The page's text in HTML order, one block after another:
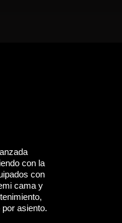
con la
con
cama y
asiento.